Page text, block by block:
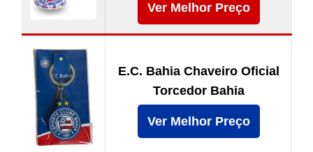
Ver Melhor Preço
E.C. Bahia Chaveiro Oficial
Torcedor Bahia
Ver Melhor Preço